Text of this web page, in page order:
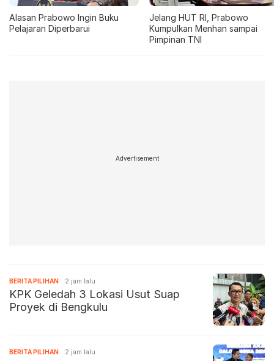
Alasan Prabowo Ingin Buku
Pelajaran Diperbarui
Jelang HUT RI, Prabowo
Kumpulkan Menhan sampai
Pimpinan TNI
Advertisement
BERITA PILIHAN 2 jam lalu
KPK Geledah 3 Lokasi Usut Suap
Proyek di Bengkulu
BERITA PILIHAN 2 jam lalu